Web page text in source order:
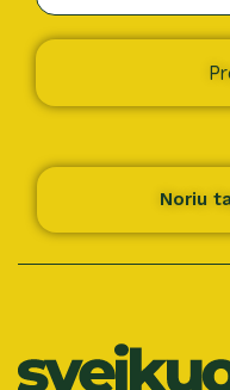
Noriu